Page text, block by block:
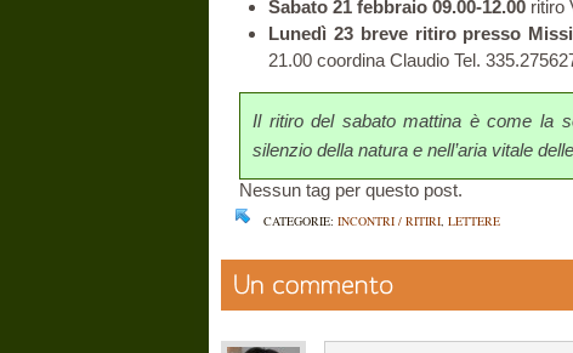
Sabato 21 febbraio 09.00-12.00 ritiro
Lunedì 23 breve ritiro presso
21.00 coordina Claudio Tel.
Il ritiro del sabato mattina è come la
silenzio della natura e nell’aria vitale
Nessun tag per questo post.
CATEGORIE: INCONTRI / RITIRI LETTERE